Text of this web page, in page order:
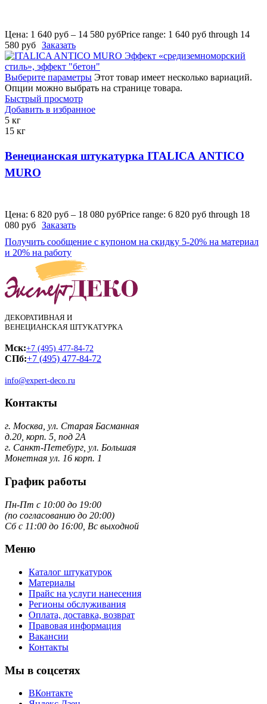
Цена: 1 640 руб – 14 580 рубPrice range: 1 640 руб through 14
580 руб Заказать
Выберите параметры Этот товар имеет несколько вариаций.
Опции можно выбрать на странице товара.
Быстрый просмотр
Добавить в избранное
5 кг
15 кг
Венецианская штукатурка ITALICA ANTICO
MURO
Цена: 6 820 руб – 18 080 рубPrice range: 6 820 руб through 18
080 руб Заказать
Получить сообщение с купоном на скидку 5-20% на материал
и 20% на работу
ДЕКОРАТИВНАЯ И
ВЕНЕЦИАНСКАЯ ШТУКАТУРКА
Мск:+7 (495) 477-84-72
СПб:+7 (495) 477-84-72
info@expert-deco.ru
Контакты
г. Москва, ул. Старая Басманная
д.20, корп. 5, под 2А
г. Санкт-Петебург, ул. Большая
Монетная ул. 16 корп. 1
График работы
Пн-Пт с 10:00 до 19:00
(по согласованию до 20:00)
Сб с 11:00 до 16:00, Вс выходной
Меню
Каталог штукатурок
Материалы
Прайс на услуги нанесения
Регионы обслуживания
Оплата, доставка, возврат
Правовая информация
Вакансии
Контакты
Мы в соцсетях
ВКонтакте